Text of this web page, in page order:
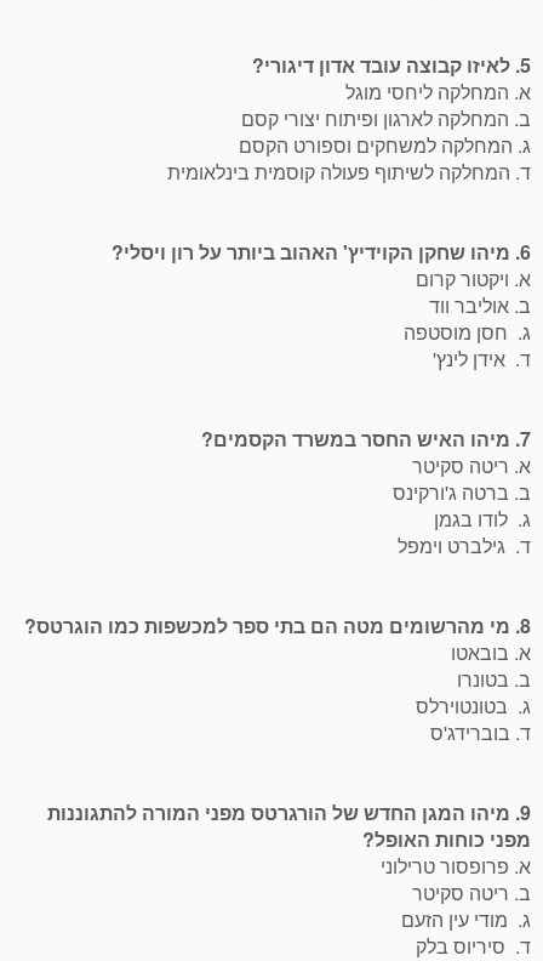
5. לאיזו קבוצה עובד אדון דיגורי?
א. המחלקה ליחסי מוגל
ב. המחלקה לארגון ופיתוח יצורי קסם
ג. המחלקה למשחקים וספורט הקסם
ד. המחלקה לשיתוף פעולה קוסמית בינלאומית
6. מיהו שחקן הקוידיץ' האהוב ביותר על רון ויסלי?
א. ויקטור קרום
ב. אוליבר ווד
ג. חסן מוסטפה
ד. אידן לינץ'
7. מיהו האיש החסר במשרד הקסמים?
א. ריטה סקיטר
ב. ברטה ג'ורקינס
ג. לודו בגמן
ד. גילברט וימפל
8. מי מהרשומים מטה הם בתי ספר למכשפות כמו הוגרטס?
א. בובאטו
ב. בטונרו
ג. בטונטוירלס
ד. בוברידג'ס
9. מיהו המגן החדש של הורגרטס מפני המורה להתגוננות
מפני כוחות האופל?
א. פרופסור טרילוני
ב. ריטה סקיטר
ג. מודי עין הזעם
ד. סיריוס בלק